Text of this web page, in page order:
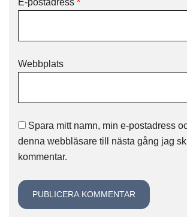
Webbplats
Spara mitt namn, min e-postadress
denna webbläsare till nästa gång jag
kommentar.